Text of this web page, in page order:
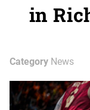
in
Category News